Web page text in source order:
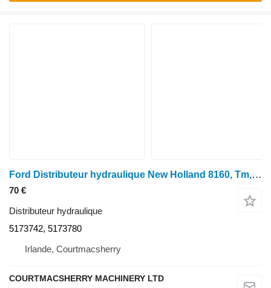
Ford Distributeur hydraulique New Holland 8160, Tm, 60 pour pièces détachées 51737 5173742, 5173780 pour tracteur à roues 8160
70 €
Distributeur hydraulique
5173742, 5173780
Irlande, Courtmacsherry
COURTMACSHERRY MACHINERY LTD